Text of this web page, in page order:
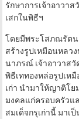
รักษาการเจ้าอาวา
เสกในพิธีฯ
โดยมีพระโสภณรัตน
สร้างรูปเหมือนหลว
นาภรณ์ เจ้าอาวาสวั
พิธีเททองหล่อรูปเห
เก่า นำมาให้ญาติโย
มงคลแก่ครอบครัวแ
สมเด็จกรุเก่านี้ มาเ